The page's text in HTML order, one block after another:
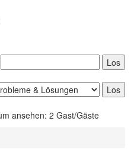
ansehen: 2 Gast/Gäste